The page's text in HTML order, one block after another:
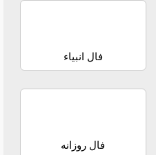
فال انبیاء
فال روزانه